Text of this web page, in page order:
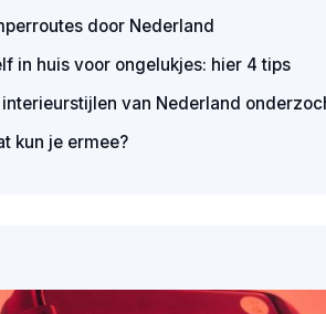
door Nederland
in huis voor ongelukjes: hier 4 tips
interieurstijlen van Nederland
kun je ermee?